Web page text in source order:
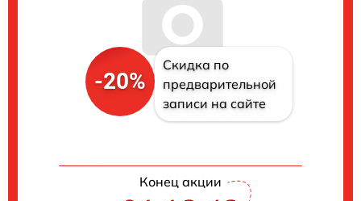
-20%
Скидка по
предварительной
записи на сайте
Конец акции